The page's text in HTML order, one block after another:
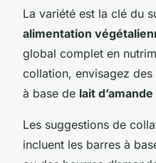
La variété est la clé du
alimentation
global complet en
collation, envisagez
à base de lait d’amande
Les suggestions de
incluent les barres à